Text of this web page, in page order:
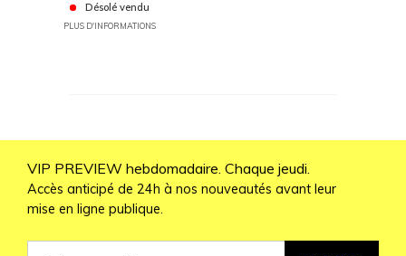
Désolé vendu
PLUS D'INFORMATIONS
VIP PREVIEW hebdomadaire. Chaque jeudi.
Accès anticipé de 24h à nos nouveautés avant leur
mise en ligne publique.